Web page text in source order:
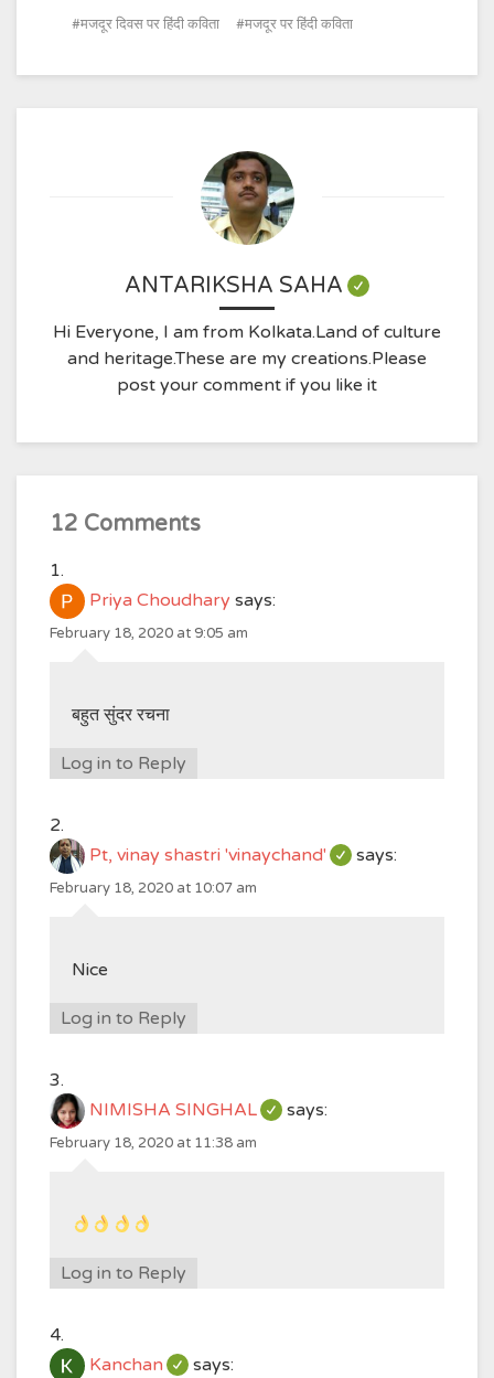
मजदूर दिवस पर हिंदी कविता मजदूर पर हिंदी कविता
ANTARIKSHA SAHA
Hi Everyone, I am from Kolkata.Land of culture
and heritage.These are my creations.Please
post your comment if you like it
12 Comments
Priya Choudhary says:
February 18, 2020 at 9:05 am
बहुत सुंदर रचना
Log in to Reply
Pt, vinay shastri 'vinaychand' says:
February 18, 2020 at 10:07 am
Nice
Log in to Reply
NIMISHA SINGHAL says:
February 18, 2020 at 11:38 am
Log in to Reply
Kanchan says: